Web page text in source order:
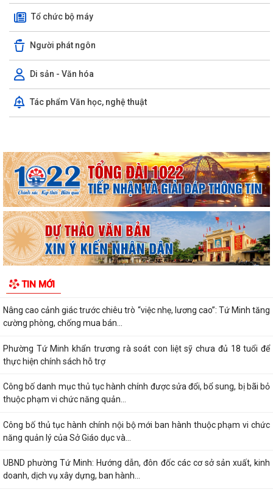
Tổ chức bộ máy
Người phát ngôn
Di sản - Văn hóa
Tác phẩm Văn học, nghệ thuật
TIN MỚI
Khai mạc giải cầu lông thiếu niên, nhi đồng hè 2026
Thông báo tuyển ứng viên điều dưỡng, nhân viên chăm sóc đi làm việc
tại Nhật Bản theo chương trình...
Phường Tứ Minh đẩy mạnh khai thác tài liệu số và Chatbox AI trợ giúp
pháp luật
cộng đồng
Nâng cao cảnh giác trước chiêu trò “việc nhẹ, lương cao”: Tứ Minh tăng
cường phòng, chống mua bán...
Phường Tứ Minh khẩn trương rà soát con liệt sỹ chưa đủ 18 tuổi để
thực hiện chính sách hỗ trợ
Công bố danh mục thủ tục hành chính được sửa đổi, bổ sung, bị bãi bỏ
thuộc phạm vi chức năng quản...
Công bố thủ tục hành chính nội bộ mới ban hành thuộc phạm vi chức
năng quản lý của Sở Giáo dục và...
UBND phường Tứ Minh: Hướng dẫn, đôn đốc các cơ sở sản xuất, kinh
doanh, dịch vụ xây dựng, ban hành...